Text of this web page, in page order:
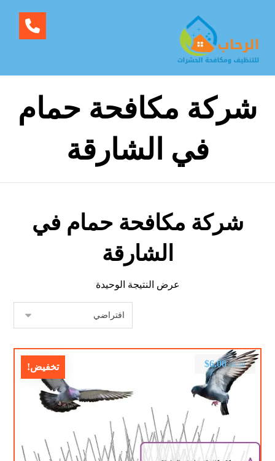
شركة مكافحة حمام
في الشارقة
شركة مكافحة حمام في
الشارقة
عرض النتيجة الوحيدة
تخفيض! $8.00
$6.00